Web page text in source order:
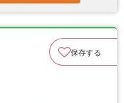
保存する